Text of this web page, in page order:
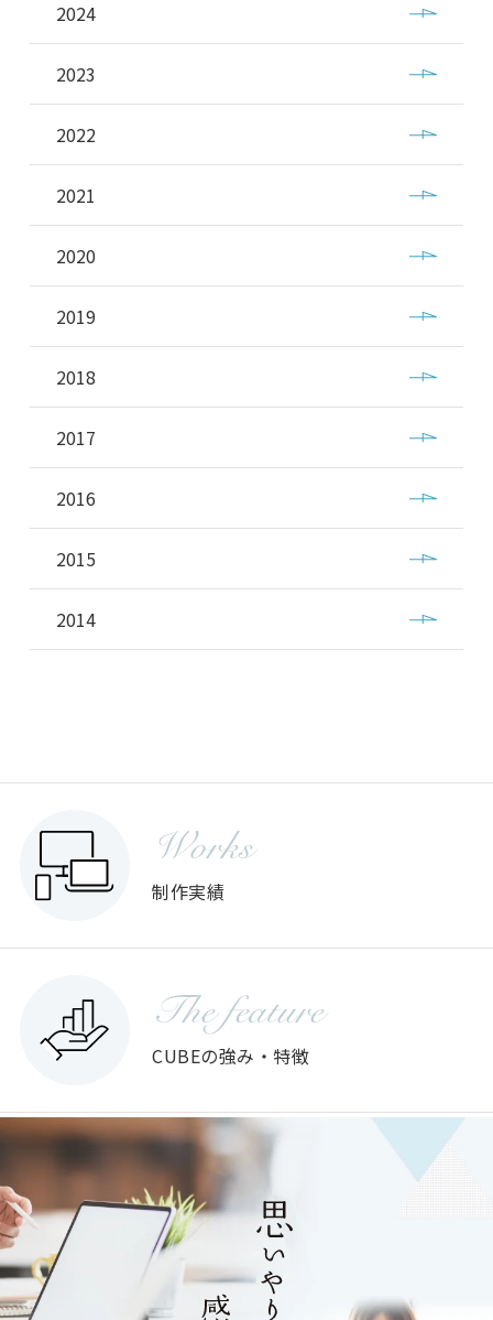
2024
2023
2022
2021
2020
2019
2018
2017
2016
2015
2014
Works
制作実績
The feature
CUBEの強み・特徴